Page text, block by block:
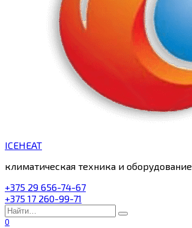
ICEHEAT
климатическая техника и оборудование
+375 29 656-74-67
+375 17 260-99-71
Search
for:
0